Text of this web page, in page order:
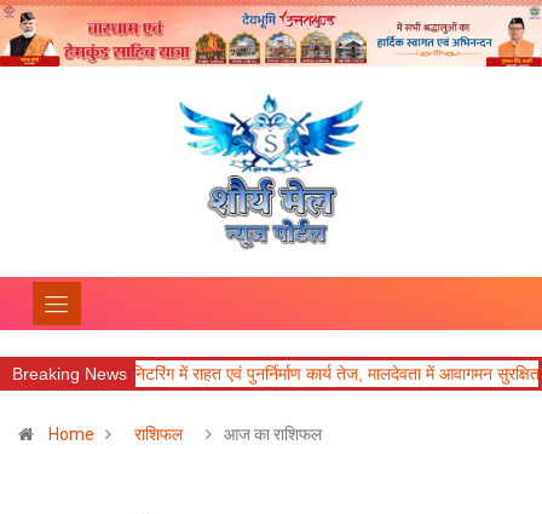
Breaking News
में राहत एवं पुनर्निर्माण कार्य तेज, मालदेवता में आवागमन सुरक्षित दिल्ली-देहरादून
Home राशिफल आज का राशिफल